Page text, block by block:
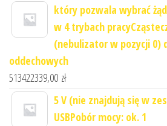
który pozwala wybrać
w 4 trybach
(nebulizator w pozycji 0)
oddechowych
513422339,00 zł
5 V (nie znajdują się w
USBPobór mocy: ok. 1